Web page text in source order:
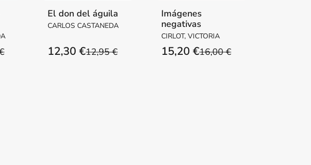
El don del águila
CARLOS CASTANEDA
12,95 €
12,30 €
Imágenes
negativas
CIRLOT, VICTORIA
16,00 €
15,20 €